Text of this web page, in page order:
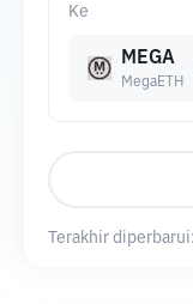
Ke
MEGA
MegaETH
Terakhir diperbarui: